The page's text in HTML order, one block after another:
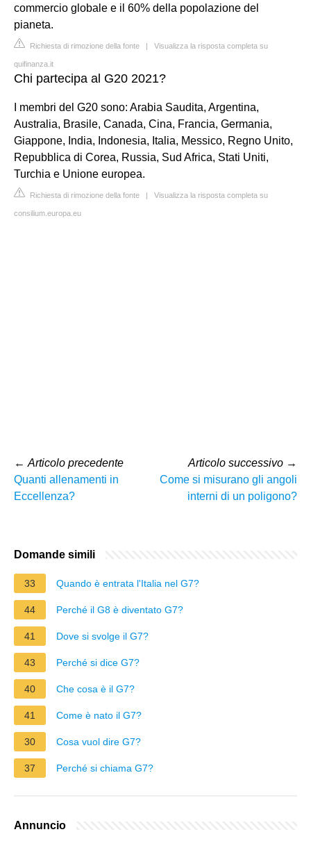
commercio globale e il 60% della popolazione del
pianeta.
Richiesta di rimozione della fonte | Visualizza la risposta completa su
quifinanza.it
Chi partecipa al G20 2021?
I membri del G20 sono: Arabia Saudita, Argentina,
Australia, Brasile, Canada, Cina, Francia, Germania,
Giappone, India, Indonesia, Italia, Messico, Regno Unito,
Repubblica di Corea, Russia, Sud Africa, Stati Uniti,
Turchia e Unione europea.
Richiesta di rimozione della fonte | Visualizza la risposta completa su
consilium.europa.eu
← Articolo precedente
Quanti allenamenti in
Eccellenza?
Articolo successivo →
Come si misurano gli angoli
interni di un poligono?
Domande simili
33 Quando è entrata l'Italia nel G7?
44 Perché il G8 è diventato G7?
41 Dove si svolge il G7?
43 Perché si dice G7?
40 Che cosa è il G7?
41 Come è nato il G7?
30 Cosa vuol dire G7?
37 Perché si chiama G7?
Annuncio